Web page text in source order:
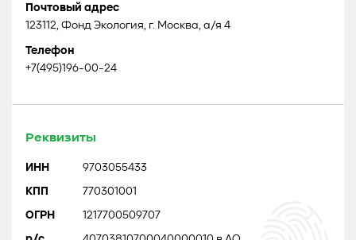
Почтовый адрес
123112, Фонд Экология, г. Москва, а/я 4
Телефон
+7(495)196-00-24
Реквизиты
ИНН 9703055433
КПП 770301001
ОГРН 1217700509707